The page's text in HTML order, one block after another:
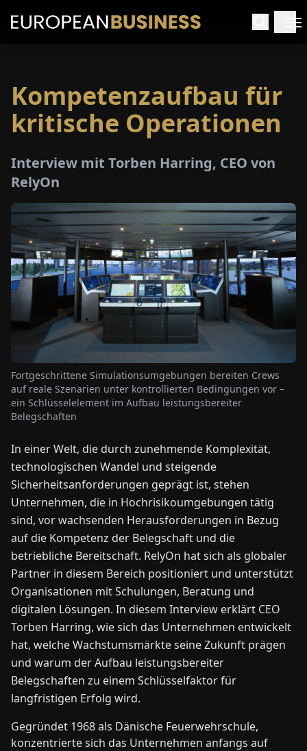
PAPER
ÜBER
UNS
KONTAKT
ZU
Kompetenzaufbau für
kritische Operationen
Interview mit Torben Harring, CEO von
RelyOn
Fortgeschrittene Simulationsumgebungen bereiten Crews
auf reale Szenarien unter kontrollierten Bedingungen vor –
ein Schlüsselelement im Aufbau leistungsbereiter
Belegschaften
In einer Welt, die durch zunehmende Komplexität,
technologischen Wandel und steigende
Sicherheitsanforderungen geprägt ist, stehen
Unternehmen, die in Hochrisikoumgebungen tätig
sind, vor wachsenden Herausforderungen in Bezug
auf die Kompetenz der Belegschaft und die
betriebliche Bereitschaft. RelyOn hat sich als globaler
Partner in diesem Bereich positioniert und unterstützt
Organisationen mit Schulungen, Beratung und
digitalen Lösungen. In diesem Interview erklärt CEO
Torben Harring, wie sich das Unternehmen entwickelt
hat, welche Wachstumsmärkte seine Zukunft prägen
und warum der Aufbau leistungsbereiter
Belegschaften zu einem Schlüsselfaktor für
langfristigen Erfolg wird.
Gegründet 1968 als Dänische Feuerwehrschule,
konzentrierte sich das Unternehmen anfangs auf